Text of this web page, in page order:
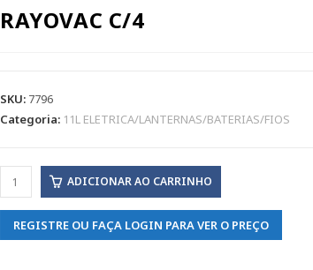
RAYOVAC C/4
SKU: 7796
Categoria: 11L ELETRICA/LANTERNAS/BATERIAS/FIOS
ADICIONAR AO CARRINHO
REGISTRE OU FAÇA LOGIN PARA VER O PREÇO